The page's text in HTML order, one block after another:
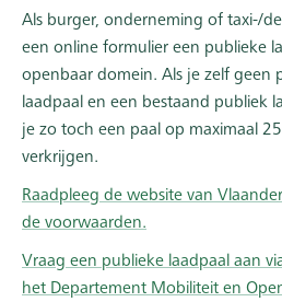
Als burger, onderneming of taxi-/
een online formulier een publieke
openbaar domein. Als je zelf geen
laadpaal en een bestaand publiek
je zo toch een paal op maximaal
verkrijgen.
Raadpleeg de website van
de voorwaarden.
Vraag een publieke laadpaal aan
het Departement Mobiliteit en